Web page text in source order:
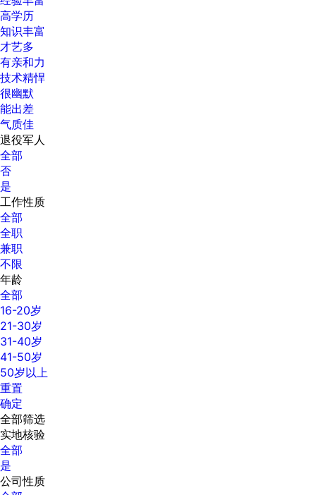
高学历
知识丰富
才艺多
有亲和力
技术精悍
很幽默
能出差
气质佳
退役军人
全部
否
是
工作性质
全部
全职
兼职
不限
年龄
全部
16-20岁
21-30岁
31-40岁
41-50岁
50岁以上
重置
确定
全部筛选
实地核验
全部
是
公司性质